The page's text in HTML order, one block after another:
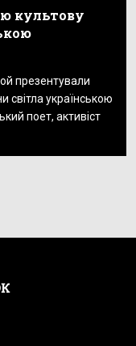
культову
презентували
світла українською
поет, активіст